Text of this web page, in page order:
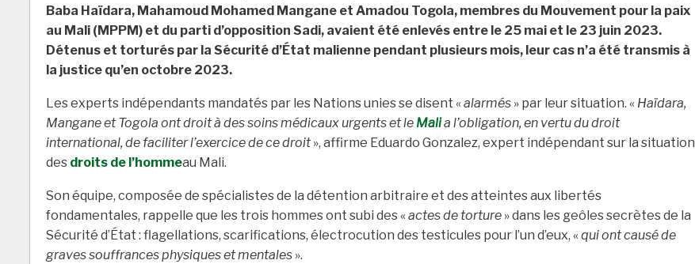
Baba Haïdara, Mahamoud Mohamed Mangane et Amadou Togola, membres du Mouvement pour la paix
au Mali (MPPM) et du parti d’opposition Sadi, avaient été enlevés entre le 25 mai et le 23 juin 2023.
Détenus et torturés par la Sécurité d’État malienne pendant plusieurs mois, leur cas n’a été transmis à
la justice qu’en octobre 2023.
Les experts indépendants mandatés par les Nations unies se disent «alarmés » par leur situation. « Haïdara,
Mangane et Togola ont droit à des soins médicaux urgents et le Malia l’obligation, en vertu du droit
international, de faciliter l’exercice de ce droit», affirme Eduardo Gonzalez, expert indépendant sur la situation
des droits de l’hommeau Mali.
Son équipe, composée de spécialistes de la détention arbitraire et des atteintes aux libertés
fondamentales, rappelle que les trois hommes ont subi des «actes de torture » dans les geôles secrètes de la
Sécurité d’État : flagellations, scarifications, électrocution des testicules pour l’un d’eux, «qui ont causé de
graves souffrances physiques et mentales ».